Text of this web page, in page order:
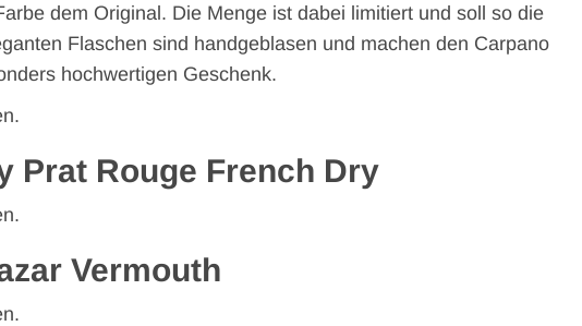
dem Original. Die Menge ist dabei limitiert und soll so die
Flaschen sind handgeblasen und machen den Carpano
hochwertigen Geschenk.
Prat Rouge French Dry
Vermouth